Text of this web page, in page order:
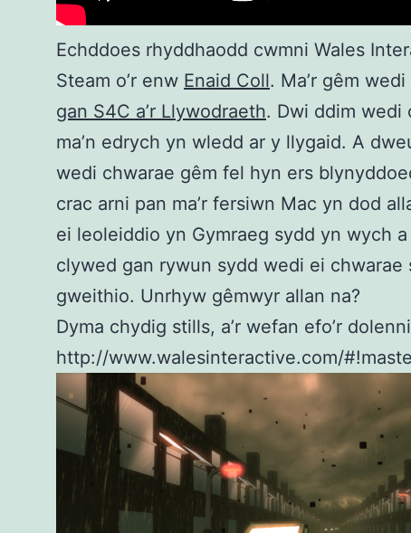
Echddoes rhyddhaodd cwmni Wales
Steam o’r enw Enaid Coll. Ma’r gêm
gan S4C a’r Llywodraeth. Dwi ddim wedi
ma’n edrych yn wledd ar y llygaid. A
wedi chwarae gêm fel hyn ers
crac arni pan ma’r fersiwn Mac yn dod
ei leoleiddio yn Gymraeg sydd yn wych
clywed gan rywun sydd wedi ei chwarae
gweithio. Unrhyw gêmwyr allan na?
Dyma chydig stills, a’r wefan efo’r
http://www.walesinteractive.com/